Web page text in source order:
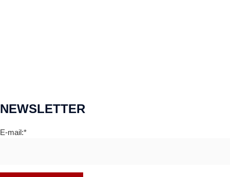
NEWSLETTER
E-mail:*